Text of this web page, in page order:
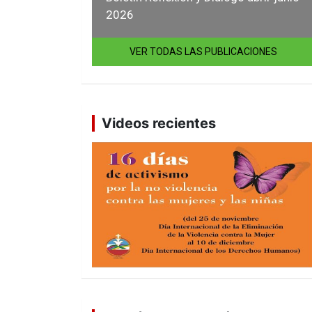
2026
VER TODAS LAS PUBLICACIONES
Videos recientes